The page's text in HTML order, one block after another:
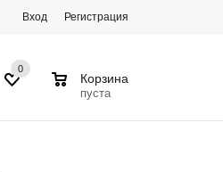
Вход Регистрация
0
Корзина
пуста